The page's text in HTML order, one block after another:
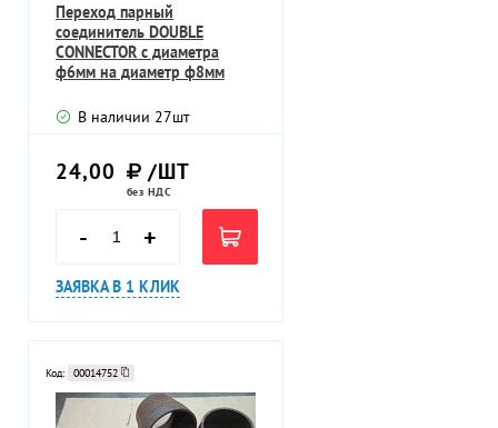
Переход парный
соединитель DOUBLE
CONNECTOR с диаметра
ф6мм на диаметр ф8мм
В наличии 27шт
24,00 /ШТ
без НДС
- +
ЗАЯВКА В 1 КЛИК
Код: 00014752